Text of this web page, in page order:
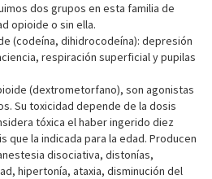
dos grupos en esta familia de
opioide o sin ella.
(codeína, dihidrocodeína): depresión
respiración superficial y pupilas
(dextrometorfano), son agonistas
Su toxicidad depende de la dosis
tóxica el haber ingerido diez
que la indicada para la edad. Producen
disociativa, distonías,
hipertonía, ataxia, disminución del